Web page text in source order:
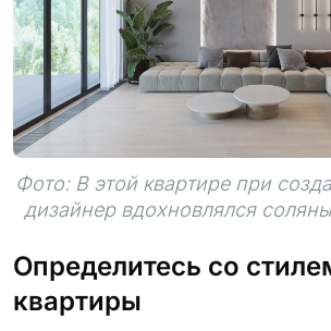
Фото: В этой квартире при
дизайнер вдохновлялся
Определитесь со
квартиры